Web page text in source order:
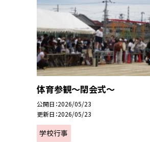
体育参観～閉会式～
公開日 2026/05/23
更新日 2026/05/23
学校行事